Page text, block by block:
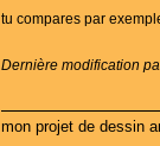
tu compares par
Dernière modification
mon projet de dessin